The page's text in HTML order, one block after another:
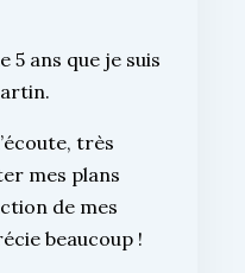
5 ans que je suis
très
mes plans
de mes
beaucoup !